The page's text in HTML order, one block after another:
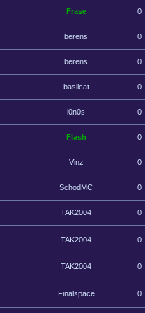
Frase 0
berens 0
berens 0
basilcat 0
i0n0s 0
Flash 0
Vinz 0
SchodMC 0
TAK2004 0
TAK2004 0
TAK2004 0
Finalspace 0